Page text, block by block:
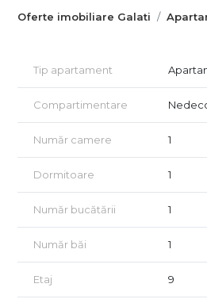
Oferte imobiliare Galati
Tip apartament
Compartimentare
Număr camere 1
Dormitoare 1
Număr bucătării 1
Număr băi 1
Etaj 9